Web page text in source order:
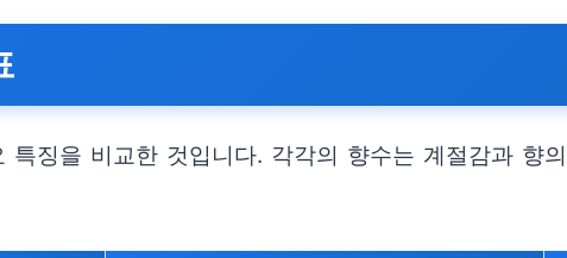
징을 비교한 것입니다. 각각의 향수는 계절감과 향